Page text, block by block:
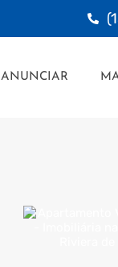
ANUNCIAR
ANUNCIAR